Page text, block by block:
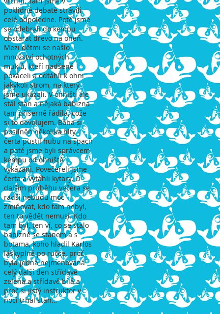
poklidné debatě strávili
celé odpoledne. Poté jsme
se odebrali do kempu
obstarat dřevo na oheň.
Mezi dětmi se našlo
množství ochotných
muklů, kteří nadšeně
pokáceli a odtáhli k ohni
jakýkoli strom, na který
jsme ukázali. V ohništi ale
stál stan a nějaká babizna
tam příšerně řádila, cože
si to dovolujem. Bába si
posilněn několika hlty
čerta pustil hubu na špacír
a poté jsme byli správcem
kempu od ohniště
vykázáni. Povečeřeli jsme
čerta a vytáhli kytary. O
dalším průběhu večera se
radši nebudu moc
zmiňovat, kdo tam nebyl,
ten to vědět nemusí. Kdo
tam byl, ten ví, co se stalo
babizně se stanem a s
botama, koho hladil Karlos
láskyplně po ručce, proč
byla jedna nejmenovaná
celý další den střídavě
zelená a střídavě bílá a
proč si jistý instruktor v
noci trhal stan…